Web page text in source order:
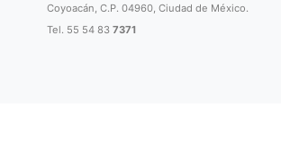
Coyoacán, C.P. 04960, Ciudad de México.
Tel. 55 54 837371